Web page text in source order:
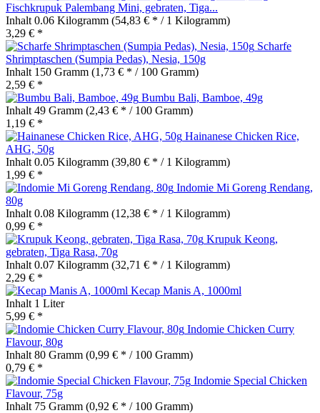
Fischkrupuk Palembang Mini, gebraten, Tiga...
Inhalt 0.06 Kilogramm (54,83 € * / 1 Kilogramm)
3,29 € *
Scharfe
Shrimptaschen (Sumpia Pedas), Nesia, 150g
Inhalt 150 Gramm (1,73 € * / 100 Gramm)
2,59 € *
Bumbu Bali, Bamboe, 49g
Inhalt 49 Gramm (2,43 € * / 100 Gramm)
1,19 € *
Hainanese Chicken Rice,
AHG, 50g
Inhalt 0.05 Kilogramm (39,80 € * / 1 Kilogramm)
1,99 € *
Indomie Mi Goreng Rendang,
80g
Inhalt 0.08 Kilogramm (12,38 € * / 1 Kilogramm)
0,99 € *
Krupuk Keong,
gebraten, Tiga Rasa, 70g
Inhalt 0.07 Kilogramm (32,71 € * / 1 Kilogramm)
2,29 € *
Kecap Manis A, 1000ml
Inhalt 1 Liter
5,99 € *
Indomie Chicken Curry
Flavour, 80g
Inhalt 80 Gramm (0,99 € * / 100 Gramm)
0,79 € *
Indomie Special Chicken
Flavour, 75g
Inhalt 75 Gramm (0,92 € * / 100 Gramm)